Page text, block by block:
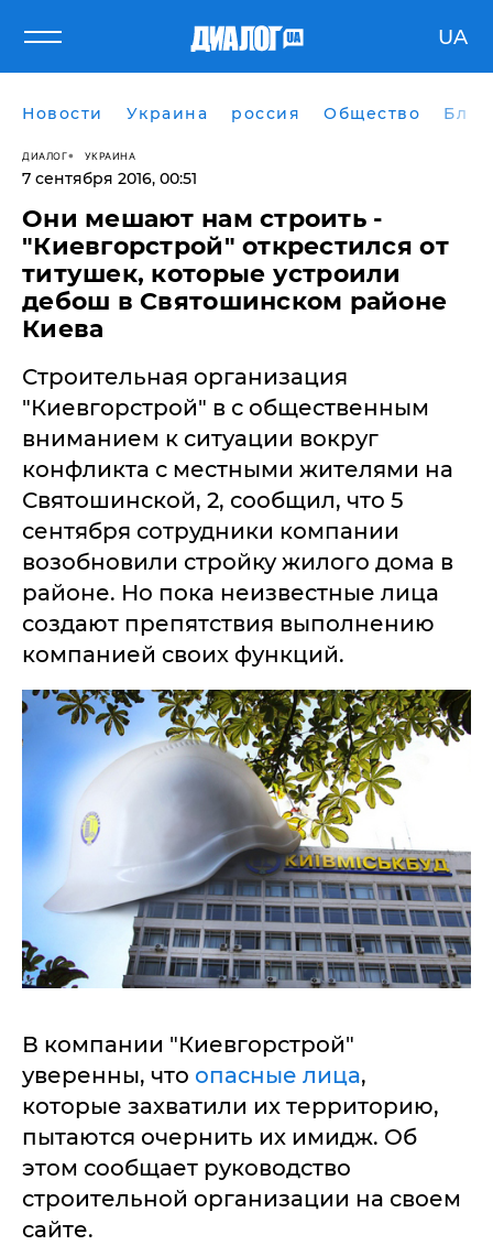
UA
Новости Украина россия Общество
ДИАЛОГ УКРАИНА
7 сентября 2016, 00:51
​Они мешают нам строить -
"Киевгорстрой" открестился от
титушек, которые устроили
дебош в Святошинском районе
Киева
Строительная организация
"Киевгорстрой" в с общественным
вниманием к ситуации вокруг
конфликта с местными жителями на
Святошинской, 2, сообщил, что 5
сентября сотрудники компании
возобновили стройку жилого дома в
районе. Но пока неизвестные лица
создают препятствия выполнению
компанией своих функций.
В компании "Киевгорстрой"
уверенны, что опасные лица,
которые захватили их территорию,
пытаются очернить их имидж. Об
этом сообщает руководство
строительной организации на своем
сайте.